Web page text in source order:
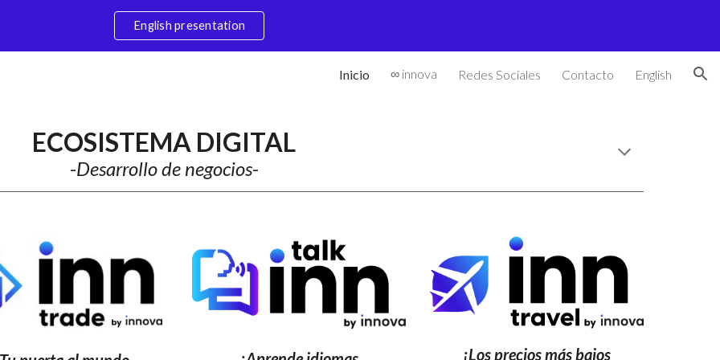
English presentation
Inicio ∞ innova Redes Sociales Contacto English
ECOSISTEMA DIGITAL
-Desarrollo de negocios-
¡Los precios más bajos